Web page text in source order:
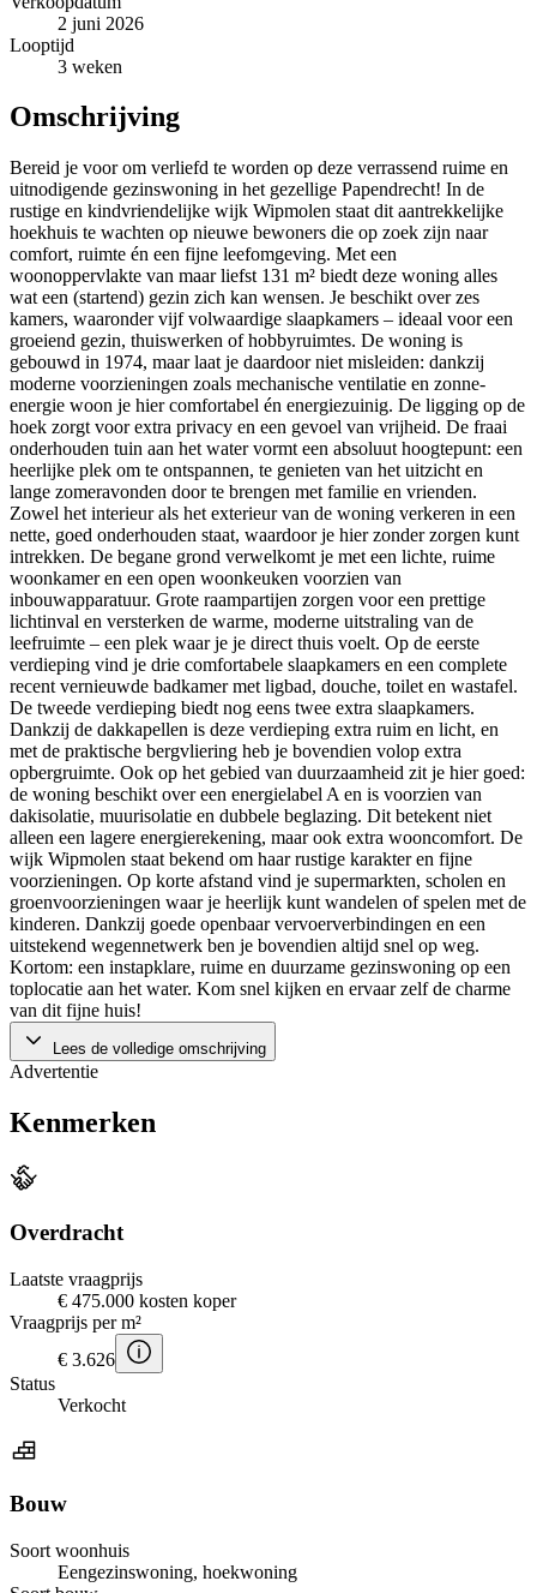
2 juni 2026
Looptijd
3 weken
Omschrijving
Bereid je voor om verliefd te worden op deze verrassend ruime en
uitnodigende gezinswoning in het gezellige Papendrecht! In de
rustige en kindvriendelijke wijk Wipmolen staat dit aantrekkelijke
hoekhuis te wachten op nieuwe bewoners die op zoek zijn naar
comfort, ruimte én een fijne leefomgeving. Met een
woonoppervlakte van maar liefst 131 m² biedt deze woning alles
wat een (startend) gezin zich kan wensen. Je beschikt over zes
kamers, waaronder vijf volwaardige slaapkamers – ideaal voor een
groeiend gezin, thuiswerken of hobbyruimtes. De woning is
gebouwd in 1974, maar laat je daardoor niet misleiden: dankzij
moderne voorzieningen zoals mechanische ventilatie en zonne-
energie woon je hier comfortabel én energiezuinig. De ligging op de
hoek zorgt voor extra privacy en een gevoel van vrijheid. De fraai
onderhouden tuin aan het water vormt een absoluut hoogtepunt: een
heerlijke plek om te ontspannen, te genieten van het uitzicht en
lange zomeravonden door te brengen met familie en vrienden.
Zowel het interieur als het exterieur van de woning verkeren in een
nette, goed onderhouden staat, waardoor je hier zonder zorgen kunt
intrekken. De begane grond verwelkomt je met een lichte, ruime
woonkamer en een open woonkeuken voorzien van
inbouwapparatuur. Grote raampartijen zorgen voor een prettige
lichtinval en versterken de warme, moderne uitstraling van de
leefruimte – een plek waar je je direct thuis voelt. Op de eerste
verdieping vind je drie comfortabele slaapkamers en een complete
recent vernieuwde badkamer met ligbad, douche, toilet en wastafel.
De tweede verdieping biedt nog eens twee extra slaapkamers.
Dankzij de dakkapellen is deze verdieping extra ruim en licht, en
met de praktische bergvliering heb je bovendien volop extra
opbergruimte. Ook op het gebied van duurzaamheid zit je hier goed:
de woning beschikt over een energielabel A en is voorzien van
dakisolatie, muurisolatie en dubbele beglazing. Dit betekent niet
alleen een lagere energierekening, maar ook extra wooncomfort. De
wijk Wipmolen staat bekend om haar rustige karakter en fijne
voorzieningen. Op korte afstand vind je supermarkten, scholen en
groenvoorzieningen waar je heerlijk kunt wandelen of spelen met de
kinderen. Dankzij goede openbaar vervoerverbindingen en een
uitstekend wegennetwerk ben je bovendien altijd snel op weg.
Kortom: een instapklare, ruime en duurzame gezinswoning op een
toplocatie aan het water. Kom snel kijken en ervaar zelf de charme
van dit fijne huis!
Lees de volledige omschrijving
Advertentie
Kenmerken
Overdracht
Laatste vraagprijs
€ 475.000 kosten koper
Vraagprijs per m²
€ 3.626
Status
Verkocht
Bouw
Soort woonhuis
Eengezinswoning, hoekwoning